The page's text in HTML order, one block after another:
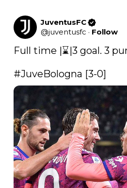
JuventusFC
@juventusfc · Follow
Full time |⌛️|3 goal. 3
#JuveBologna [3-0]